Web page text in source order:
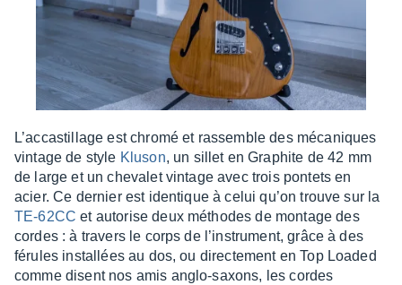
L’ac­cas­tillage est chromé et rassemble des méca­niques
vintage de style Kluson, un sillet en Graphite de 42 mm
de large et un cheva­let vintage avec trois pontets en
acier. Ce dernier est iden­tique à celui qu’on trouve sur la
TE-62CC et auto­rise deux méthodes de montage des
cordes : à travers le corps de l’ins­tru­ment, grâce à des
férules instal­lées au dos, ou direc­te­ment en Top Loaded
comme disent nos amis anglo-saxons, les cordes